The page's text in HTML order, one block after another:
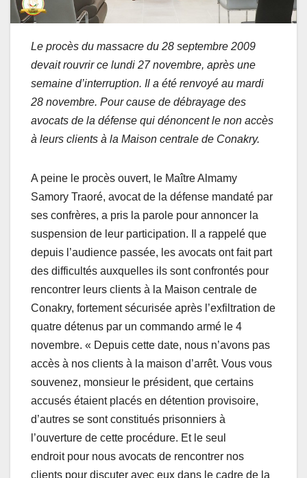
Le procès du massacre du 28 septembre 2009
devait rouvrir ce lundi 27 novembre, après une
semaine d’interruption. Il a été renvoyé au mardi
28 novembre. Pour cause de débrayage des
avocats de la défense qui dénoncent le non accès
à leurs clients à la Maison centrale de Conakry.
A peine le procès ouvert, le Maître Almamy
Samory Traoré, avocat de la défense mandaté par
ses confrères, a pris la parole pour annoncer la
suspension de leur participation. Il a rappelé que
depuis l’audience passée, les avocats ont fait part
des difficultés auxquelles ils sont confrontés pour
rencontrer leurs clients à la Maison centrale de
Conakry, fortement sécurisée après l’exfiltration de
quatre détenus par un commando armé le 4
novembre. « Depuis cette date, nous n’avons pas
accès à nos clients à la maison d’arrêt. Vous vous
souvenez, monsieur le président, que certains
accusés étaient placés en détention provisoire,
d’autres se sont constitués prisonniers à
l’ouverture de cette procédure. Et le seul
endroit pour nous avocats de rencontrer nos
clients pour discuter avec eux dans le cadre de la